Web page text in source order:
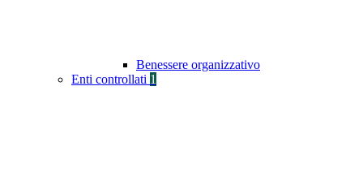
Benessere organizzativo
Enti controllati 1